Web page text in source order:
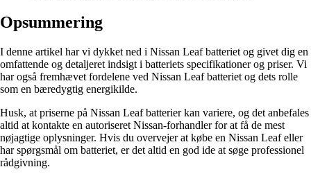
Opsummering
I denne artikel har vi dykket ned i Nissan Leaf batteriet og givet dig en
omfattende og detaljeret indsigt i batteriets specifikationer og priser. Vi
har også fremhævet fordelene ved Nissan Leaf batteriet og dets rolle
som en bæredygtig energikilde.
Husk, at priserne på Nissan Leaf batterier kan variere, og det anbefales
altid at kontakte en autoriseret Nissan-forhandler for at få de mest
nøjagtige oplysninger. Hvis du overvejer at købe en Nissan Leaf eller
har spørgsmål om batteriet, er det altid en god ide at søge professionel
rådgivning.